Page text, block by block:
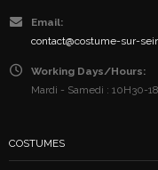
Email:
contact@costume-sur-
Working Days/Hours:
Mardi - Samedi : 10H30-
COSTUMES